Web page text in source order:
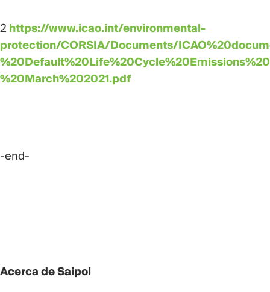
2https://www.icao.int/environmental-
protection/CORSIA/Documents/
%20March%202021.pdf
-end-
Acerca de Saipol